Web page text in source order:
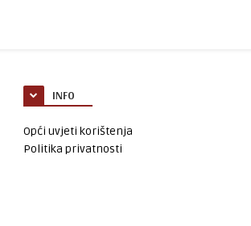
INFO
Opći uvjeti korištenja
Politika privatnosti